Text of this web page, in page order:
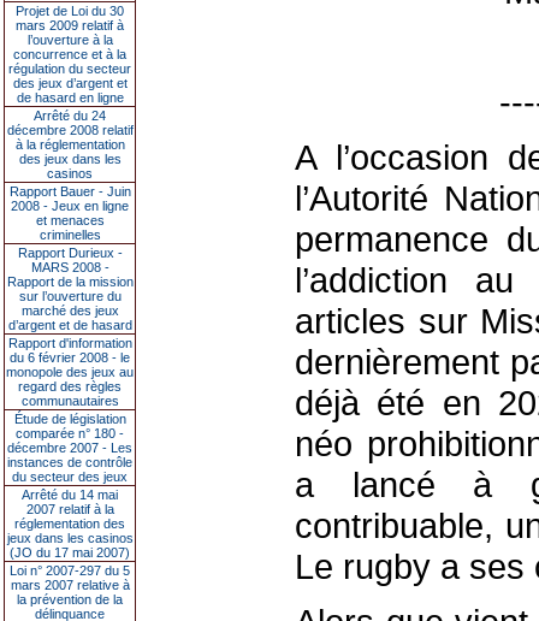
Projet de Loi du 30
mars 2009 relatif à
l’ouverture à la
concurrence et à la
régulation du secteur
des jeux d’argent et
de hasard en ligne
Arrêté du 24
décembre 2008 relatif
à la réglementation
des jeux dans les
casinos
Rapport Bauer - Juin
2008 - Jeux en ligne
et menaces
criminelles
Rapport Durieux -
MARS 2008 -
Rapport de la mission
sur l’ouverture du
marché des jeux
d’argent et de hasard
Rapport d'information
du 6 février 2008 - le
monopole des jeux au
regard des règles
communautaires
Étude de législation
comparée n° 180 -
décembre 2007 - Les
instances de contrôle
du secteur des jeux
Arrêté du 14 mai
2007 relatif à la
réglementation des
jeux dans les casinos
(JO du 17 mai 2007)
Loi n° 2007-297 du 5
mars 2007 relative à
la prévention de la
délinquance
A l’occasion
l’Autorité
permanence
l’addiction
articles sur
dernièrement
déjà été en
néo
a lancé à
contribuable,
Le rugby a ses